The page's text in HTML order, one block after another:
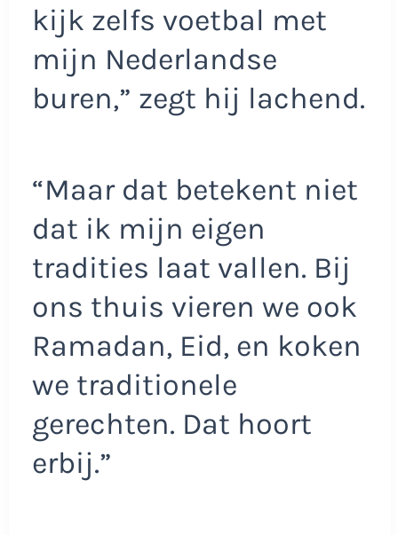
kijk zelfs voetbal met
mijn Nederlandse
buren,” zegt hij lachend.
“Maar dat betekent niet
dat ik mijn eigen
tradities laat vallen. Bij
ons thuis vieren we ook
Ramadan, Eid, en koken
we traditionele
gerechten. Dat hoort
erbij.”